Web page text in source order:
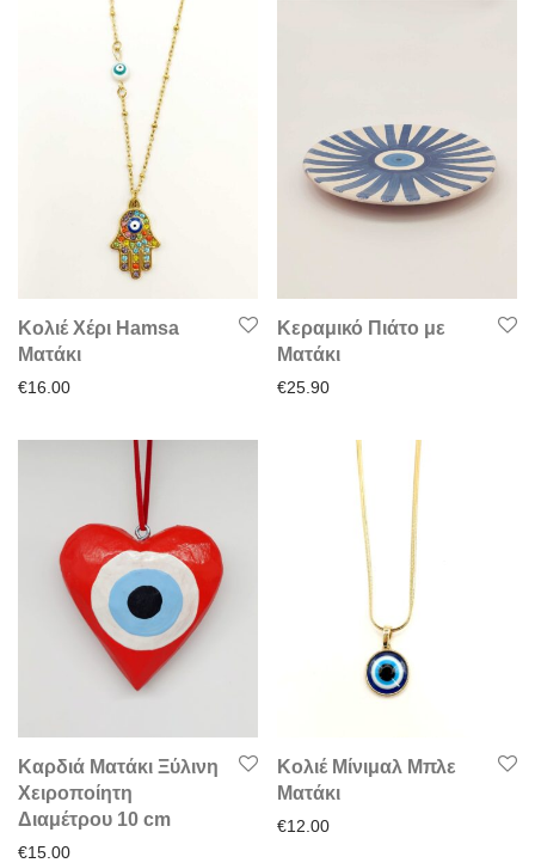
Κολιέ Χέρι Hamsa
Ματάκι
€16.00
Κεραμικό Πιάτο με
Ματάκι
€25.90
Καρδιά Ματάκι Ξύλινη
Χειροποίητη
Διαμέτρου 10 cm
€15.00
Κολιέ Μίνιμαλ Μπλε
Ματάκι
€12.00